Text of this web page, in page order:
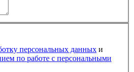
персональных данных и
по работе с персональными